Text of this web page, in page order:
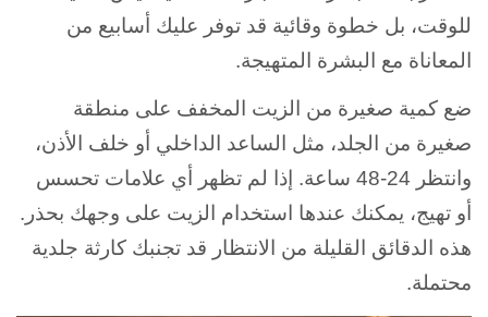
للوقت، بل خطوة وقائية قد توفر عليك أسابيع من
المعاناة مع البشرة المتهيجة.
ضع كمية صغيرة من الزيت المخفف على منطقة
صغيرة من الجلد، مثل الساعد الداخلي أو خلف الأذن،
وانتظر 24-48 ساعة. إذا لم تظهر أي علامات تحسس
أو تهيج، يمكنك عندها استخدام الزيت على وجهك بحذر.
هذه الدقائق القليلة من الانتظار قد تجنبك كارثة جلدية
محتملة.